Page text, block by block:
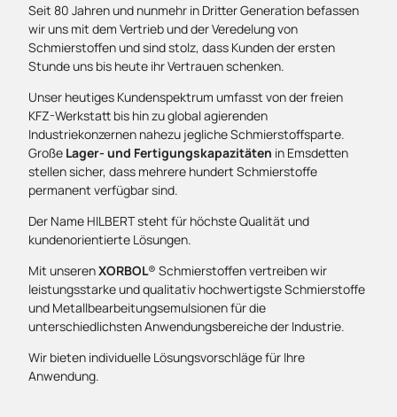
Seit 80 Jahren und nunmehr in Dritter Generation befassen
wir uns mit dem Vertrieb und der Veredelung von
Schmierstoffen und sind stolz, dass Kunden der ersten
Stunde uns bis heute ihr Vertrauen schenken.
Unser heutiges Kundenspektrum umfasst von der freien
KFZ-Werkstatt bis hin zu global agierenden
Industriekonzernen nahezu jegliche Schmierstoffsparte.
Große Lager- und Fertigungskapazitäten in Emsdetten
stellen sicher, dass mehrere hundert Schmierstoffe
permanent verfügbar sind.
Der Name HILBERT steht für höchste Qualität und
kundenorientierte Lösungen.
Mit unserenXORBOL® Schmierstoffen vertreiben wir
leistungsstarke und qualitativ hochwertigste Schmierstoffe
und Metallbearbeitungsemulsionen für die
unterschiedlichsten Anwendungsbereiche der Industrie.
Wir bieten individuelle Lösungsvorschläge für Ihre
Anwendung.